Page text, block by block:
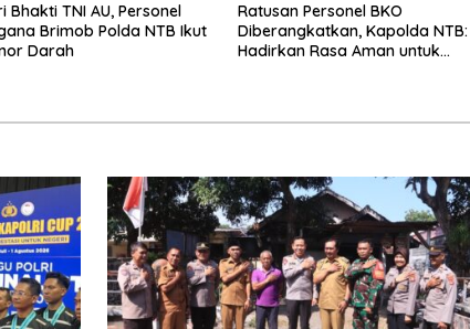
Bhakti TNI AU, Personel
Brimob Polda NTB Ikut
Darah
Ratusan Personel BKO
Diberangkatkan, Kapolda NTB:
Hadirkan Rasa Aman untuk